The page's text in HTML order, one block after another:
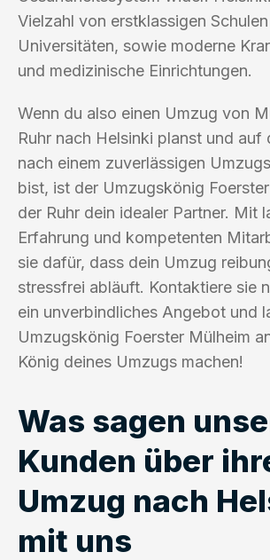
Vielzahl von erstklassigen
Universitäten, sowie moderne
und medizinische Einrichtungen.
Wenn du also einen Umzug von
Ruhr nach Helsinki planst und auf
nach einem zuverlässigen
bist, ist der Umzugskönig
der Ruhr dein idealer Partner. Mit
Erfahrung und kompetenten
sie dafür, dass dein Umzug
stressfrei abläuft. Kontaktiere sie
ein unverbindliches Angebot und
Umzugskönig Foerster Mülheim
König deines Umzugs machen!
Was sagen
Kunden über
Umzug nach
mit uns